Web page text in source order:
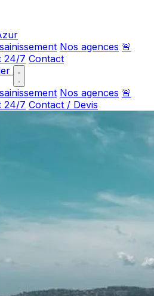
Nos agences 🚨
24/7 Contact
Nos agences 🚨
24/7 Contact / Devis